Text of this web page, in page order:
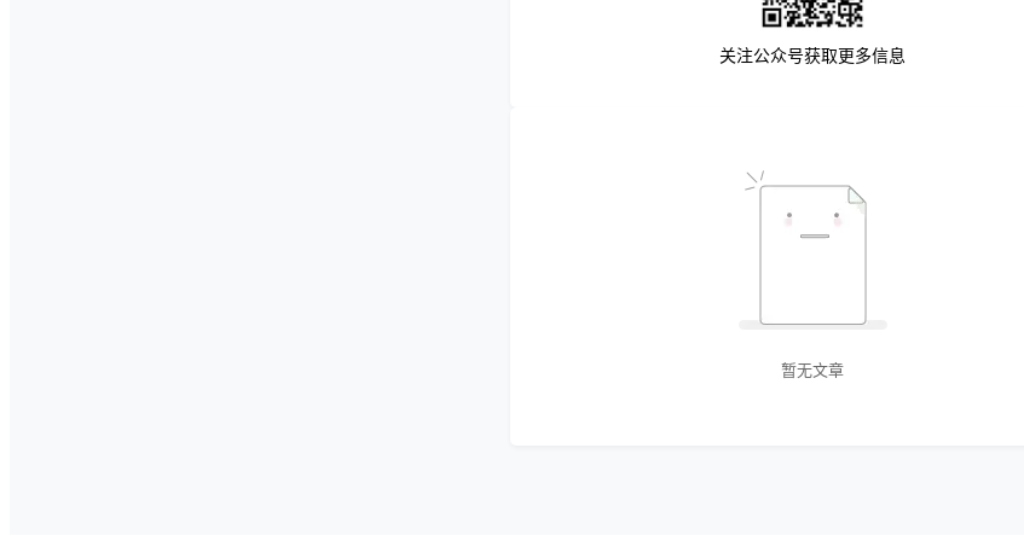
关注公众号获取更多信息
暂无文章